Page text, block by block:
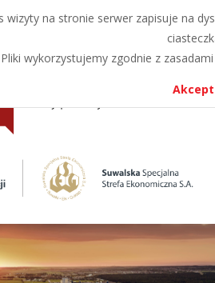
wizyty na stronie serwer zapisuje na
Pliki wykorzystujemy zgodnie z
do
do
A A A